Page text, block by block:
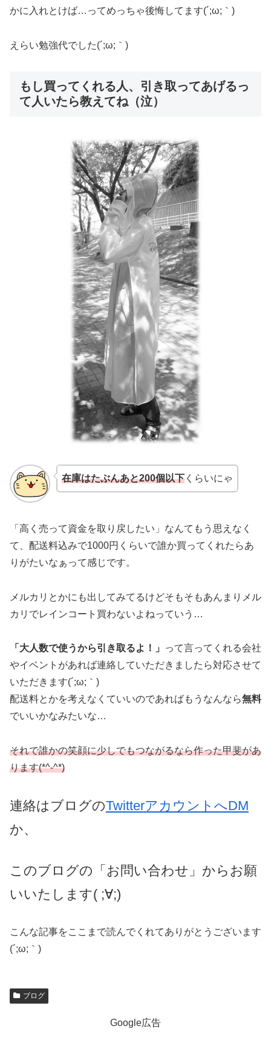
かに入れとけば…ってめっちゃ後悔してます(´;ω;｀)
えらい勉強代でした(´;ω;｀)
もし買ってくれる人、引き取ってあげるっ
て人いたら教えてね（泣）
在庫はたぶんあと200個以下くらいにゃ
「高く売って資金を取り戻したい」なんてもう思えなく
て、配送料込みで1000円くらいで誰か買ってくれたらあ
りがたいなぁって感じです。
メルカリとかにも出してみてるけどそもそもあんまりメル
カリでレインコート買わないよねっていう…
「大人数で使うから引き取るよ！」
って言ってくれる会社
やイベントがあれば連絡していただきましたら対応させて
いただきます(´;ω;｀)
配送料とかを考えなくていいのであればもうなんなら無料
でいいかなみたいな…
それで誰かの笑顔に少しでもつながるなら作った甲斐があ
ります(*^-^*)
連絡はブログのTwitterアカウントへDM
か、
このブログの「お問い合わせ」からお願
いいたします( ;∀;)
こんな記事をここまで読んでくれてありがとうございます
(´;ω;｀)
ブログ
Google広告